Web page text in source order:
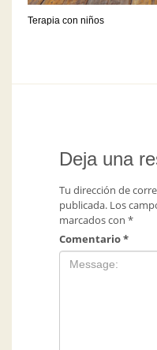
Terapia con niños
Deja una
Tu dirección de
publicada. Los
marcados con *
Comentario*